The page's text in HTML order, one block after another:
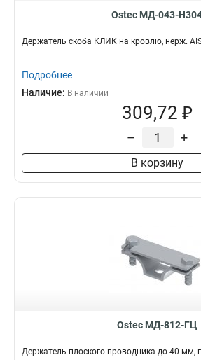
Ostec МД-043-
Держатель скоба КЛИК на кровлю, нерж.
Подробнее
Наличие: В наличии
309,72 ₽
– +
В корзину
Ostec МД-812-ГЦ
Держатель плоского проводника до 40 мм,